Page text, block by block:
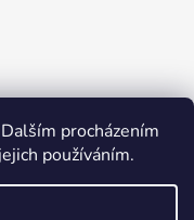
procházením
používáním.